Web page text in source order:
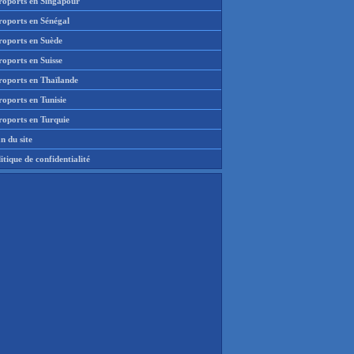
en Sénégal
en Suède
en Suisse
en Thaïlande
en Tunisie
en Turquie
du site
de confidentialité